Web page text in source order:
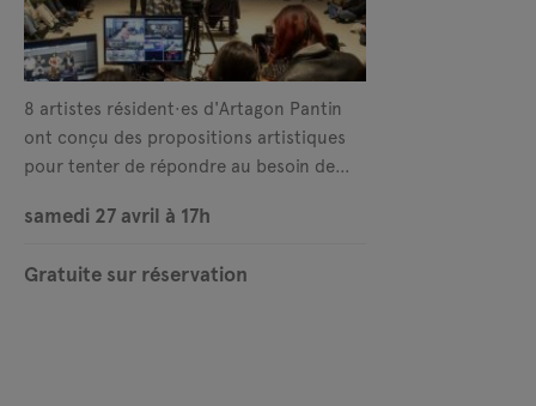
8 artistes résident·es d'Artagon Pantin
ont conçu des propositions artistiques
pour tenter de répondre au besoin de
samedi 27 avril à 17h
Gratuite sur réservation